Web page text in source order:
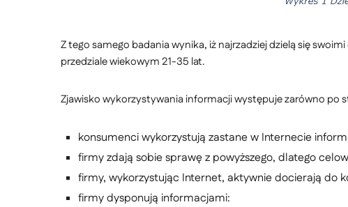
Z tego samego badania wynika, iż najrzadziej dzielą się
przedziale wiekowym 21-35 lat.
Zjawisko wykorzystywania informacji występuje zarówno
konsumenci wykorzystują zastane w Internecie
firmy zdają sobie sprawę z powyższego, dlatego
firmy, wykorzystując Internet, aktywnie docierają do
firmy dysponują informacjami: